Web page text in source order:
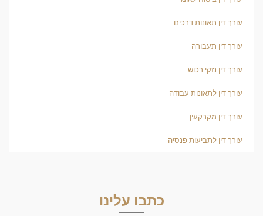
עורך דין תאונות דרכים
עורך דין תעבורה
עורך דין נזקי רכוש
עורך דין לתאונות עבודה
עורך דין מקרקעין
עורך דין לתביעות פנסיה
כתבו עלינו